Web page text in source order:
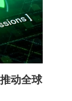
动全球